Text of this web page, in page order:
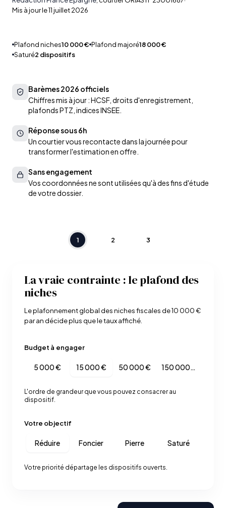
Mis à jour le11 juillet 2026
Plafond niches10 000 € Plafond majoré18 000 €
Saturé2 dispositifs
Barèmes 2026 officiels
Chiffres mis à jour : HCSF, droits d'enregistrement,
plafonds PTZ, indices INSEE.
Réponse sous 6h
Un courtier vous recontacte dans la journée pour
transformer l'estimation en offre.
Sans engagement
Vos coordonnées ne sont utilisées qu'à des fins d'étude
de votre dossier.
1 2 3
La vraie contrainte : le plafond des
niches
Le plafonnement global des niches fiscales de 10 000 €
par an décide plus que le taux affiché.
Budget à engager
5 000 € 15 000 € 50 000 € 150 000 €
L'ordre de grandeur que vous pouvez consacrer au
dispositif.
Votre objectif
Réduire Foncier Pierre Saturé
Votre priorité départage les dispositifs ouverts.